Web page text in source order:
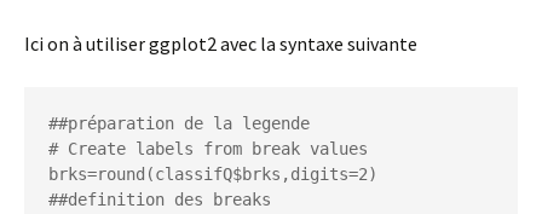
Ici on à utiliser ggplot2 avec la syntaxe suivante
##préparation de la legende
# Create labels from break values
brks=round(classifQ$brks,digits=2)
##definition des breaks